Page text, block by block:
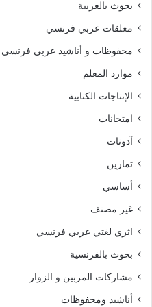
بحوث بالعربية
معلقات عربي فرنسي
محفوظات و أناشيد عربي فرنسي
موارد المعلم
الإنتاجات الكتابية
امتحانات
آدونات
تمارين
أساسي
غير مصنف
اثري لغتي عربي فرنسي
بحوث بالفرنسية
مشاركات المربين و الزوار
أناشيد ومحفوظات